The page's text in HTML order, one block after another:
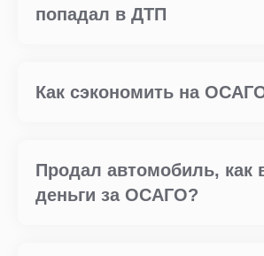
попадал в ДТП
Как сэкономить на
Продал автомобиль, как
деньги за ОСАГО?